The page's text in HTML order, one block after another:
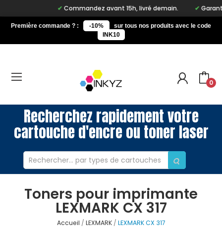
Commandez avant 15h, livré demain.
Première commande ? : -10%
sur tous nos produits avec le code
INK10
0
Recherchez rapidement votre
cartouche d'encre ou toner laser
Toners pour imprimante
LEXMARK CX 317
Accueil LEXMARK LEXMARK CX 317